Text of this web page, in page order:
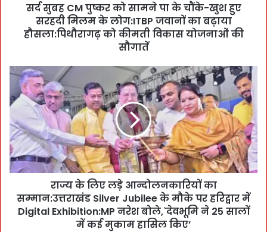
पा
चौं
के
-
खु
श
हु
ए
सर्द सुबह CM पुष्कर को सामने पा के चौंके-खुश हुए
सरहदी मिलम के लोग:ITBP जवानों का बढ़ाया
हौसला:पिथौरागढ़ को कीमती विकास योजनाओं की
सौगातें
रा
के
लि
ए
ल
ड़े
आ
न्दो
राज्य के लिए लड़े आन्दोलनकारियों का
सम्मान:उत्तराखंड Silver Jubilee के मौके पर हरिद्वार में
Digital Exhibition:MP नरेश बोले,`देवभूमि ने 25 सालों
में कई मुकाम हासिल किए’